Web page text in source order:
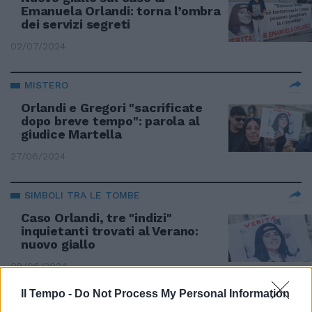
Il Tempo - Do Not Process My Personal Information
Emanuela Orlandi: torna l’ombra
dei servizi segreti
02/07/2024
MISTERO
Orlandi e Gregori "sacrificate
dopo breve tempo": parola al
giudice Martella
27/06/2024
SIMBOLI TRA LE TOMBE
Caso Orlandi, tre "indizi"
inquietanti trovati al Verano:
nuovo giallo
08/06/2024